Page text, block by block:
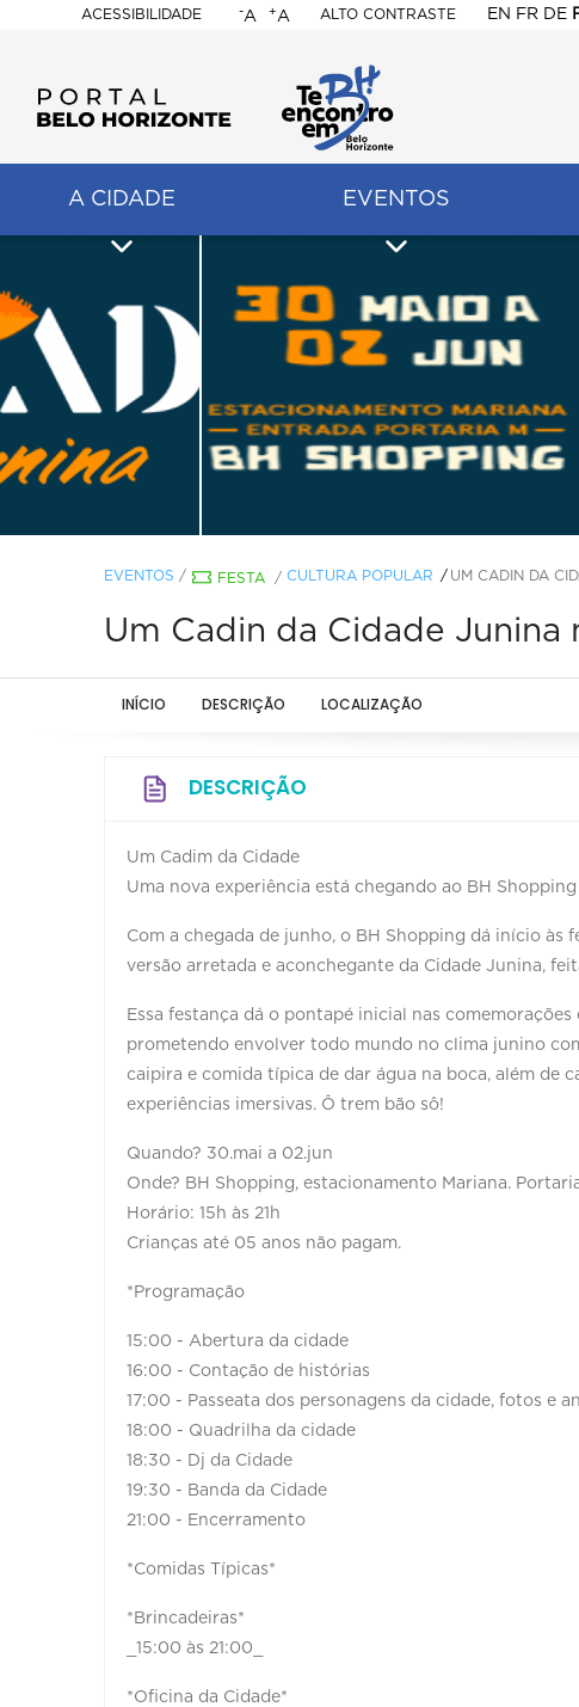
ACESSIBILIDADE
BELO
HORIZONTE
-A +A ALTO CONTRASTE EN FR DE
A CIDADE EVENTOS
EVENTOS / FESTA / CULTURA POPULAR UM CADIN DA
Um Cadin da Cidade Junina
INÍCIO DESCRIÇÃO LOCALIZAÇÃO
DESCRIÇÃO
Um Cadim da Cidade
Uma nova experiência está chegando ao BH Shopping
Com a chegada de junho, o BH Shopping dá início às
versão arretada e aconchegante da Cidade Junina,
Essa festança dá o pontapé inicial nas
prometendo envolver todo mundo no clima junino
caipira e comida típica de dar água na boca, além
experiências imersivas. Ô trem bão sô!
Quando? 30.mai a 02.jun
Onde? BH Shopping, estacionamento Mariana.
Horário: 15h às 21h
Crianças até 05 anos não pagam.
*Programação
15:00 - Abertura da cidade
16:00 - Contação de histórias
17:00 - Passeata dos personagens da cidade, fotos e
18:00 - Quadrilha da cidade
18:30 - Dj da Cidade
19:30 - Banda da Cidade
21:00 - Encerramento
*Comidas Típicas*
*Brincadeiras*
_15:00 às 21:00_
*Oficina da Cidade*